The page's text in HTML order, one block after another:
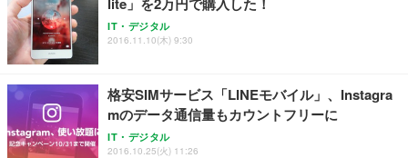
IT・デジタル
2016.11.10(木) 9:30
格安SIMサービス「LINEモバイル」、Instagra
mのデータ通信量もカウントフリーに
IT・デジタル
2016.10.25(火) 11:26